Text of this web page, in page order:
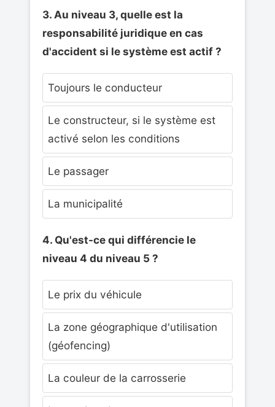
3. Au niveau 3, quelle est la
responsabilité juridique en cas
d'accident si le système est actif ?
Toujours le conducteur
Le constructeur, si le système est
activé selon les conditions
Le passager
La municipalité
4. Qu'est-ce qui différencie le
niveau 4 du niveau 5 ?
Le prix du véhicule
La zone géographique d'utilisation
(géofencing)
La couleur de la carrosserie